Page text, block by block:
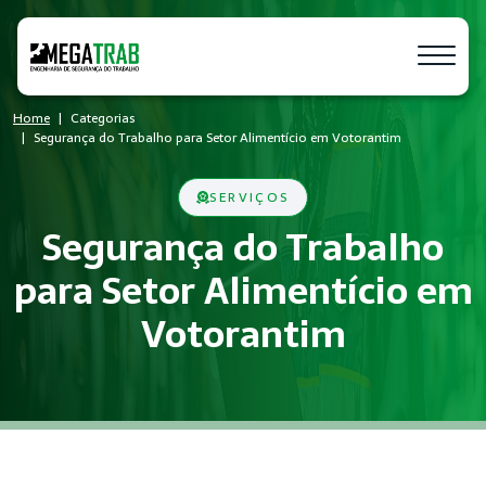
Home
Categorias
Segurança do Trabalho para Setor Alimentício em Votorantim
SERVIÇOS
Segurança do Trabalho
para Setor Alimentício em
Votorantim
O que é Segurança do Trabalho?